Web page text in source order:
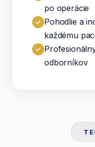
po operácie
Pohodlie a
každému
odborníkov